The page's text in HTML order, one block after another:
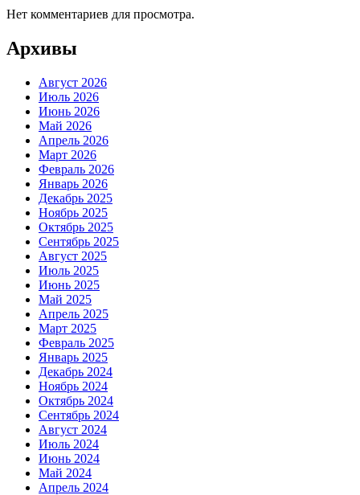
Нет комментариев для просмотра.
Архивы
Август 2026
Июль 2026
Июнь 2026
Май 2026
Апрель 2026
Март 2026
Февраль 2026
Январь 2026
Декабрь 2025
Ноябрь 2025
Октябрь 2025
Сентябрь 2025
Август 2025
Июль 2025
Июнь 2025
Май 2025
Апрель 2025
Март 2025
Февраль 2025
Январь 2025
Декабрь 2024
Ноябрь 2024
Октябрь 2024
Сентябрь 2024
Август 2024
Июль 2024
Июнь 2024
Май 2024
Апрель 2024